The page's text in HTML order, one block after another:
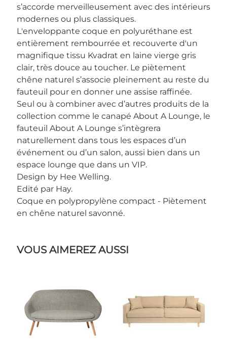
s’accorde merveilleusement avec des intérieurs
modernes ou plus classiques.
L'enveloppante coque en polyuréthane est
entièrement rembourrée et recouverte d'un
magnifique tissu Kvadrat en laine vierge gris
clair, très douce au toucher. Le piètement
chêne naturel s’associe pleinement au reste du
fauteuil pour en donner une assise raffinée.
Seul ou à combiner avec d’autres produits de la
collection comme le canapé About A Lounge, le
fauteuil About A Lounge s’intègrera
naturellement dans tous les espaces d’un
événement ou d’un salon, aussi bien dans un
espace lounge que dans un VIP.
Design by Hee Welling.
Edité par Hay.
Coque en polypropylène compact - Piètement
en chêne naturel savonné.
VOUS AIMEREZ AUSSI